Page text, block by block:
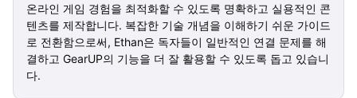
온라인 게임 경험을 최적화할 수 있도록 명확하고 실용적인 콘
텐츠를 제작합니다. 복잡한 기술 개념을 이해하기 쉬운 가이드
로 전환함으로써, Ethan은 독자들이 일반적인 연결 문제를 해
결하고 GearUP의 기능을 더 잘 활용할 수 있도록 돕고 있습니
다.